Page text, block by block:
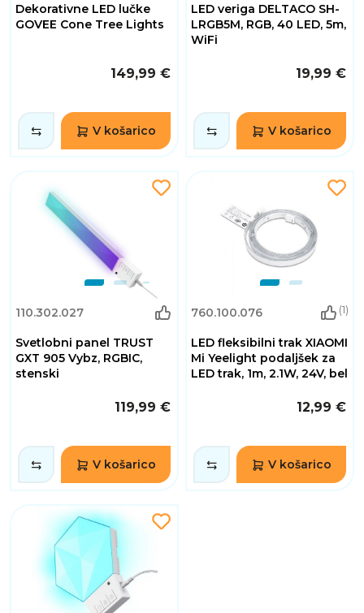
Dekorativne LED lučke
GOVEE Cone Tree Lights
149,99 €
V košarico
LED veriga DELTACO SH-
LRGB5M, RGB, 40 LED, 5m,
WiFi
19,99 €
V košarico
110.302.027
Svetlobni panel TRUST
GXT 905 Vybz, RGBIC,
stenski
119,99 €
V košarico
760.100.076 (1)
LED fleksibilni trak XIAOMI
Mi Yeelight podaljšek za
LED trak, 1m, 2.1W, 24V, bel
12,99 €
V košarico